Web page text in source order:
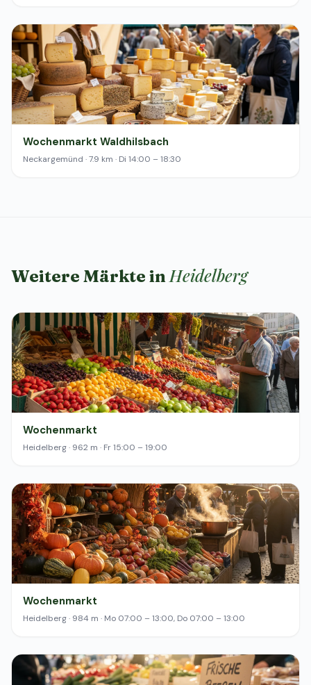
Wochenmarkt Waldhilsbach
Neckargemünd · 7.9 km · Di 14:00 – 18:30
Weitere Märkte inHeidelberg
Wochenmarkt
Heidelberg · 962 m · Fr 15:00 – 19:00
Wochenmarkt
Heidelberg · 984 m · Mo 07:00 – 13:00, Do 07:00 – 13:00